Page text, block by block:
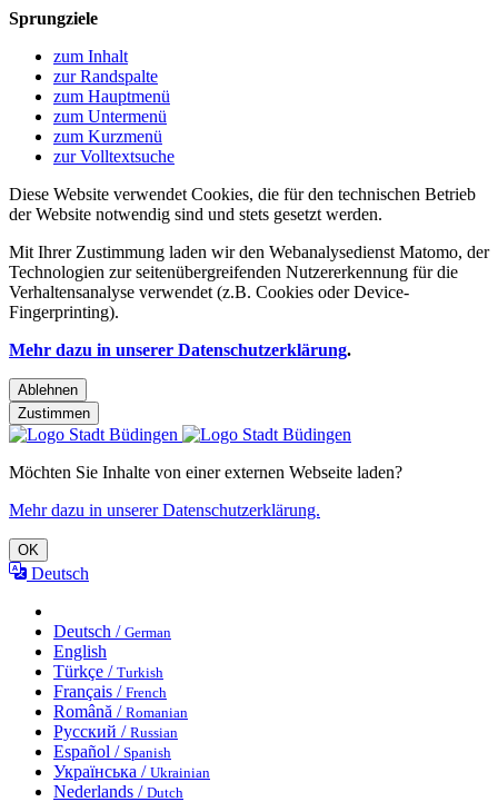
Sprungziele
zum Inhalt
zur Randspalte
zum Hauptmenü
zum Untermenü
zum Kurzmenü
zur Volltextsuche
Diese Website verwendet Cookies, die für den technischen Betrieb
der Website notwendig sind und stets gesetzt werden.
Mit Ihrer Zustimmung laden wir den Webanalysedienst Matomo, der
Technologien zur seitenübergreifenden Nutzererkennung für die
Verhaltensanalyse verwendet (z.B. Cookies oder Device-
Fingerprinting).
Mehr dazu in unserer Datenschutzerklärung.
Ablehnen
Zustimmen
Möchten Sie Inhalte von einer externen Webseite laden?
Mehr dazu in unserer Datenschutzerklärung.
OK
Deutsch
Deutsch / German
English
Türkçe / Turkish
Français / French
Română / Romanian
Русский / Russian
Español / Spanish
Українська / Ukrainian
Nederlands / Dutch